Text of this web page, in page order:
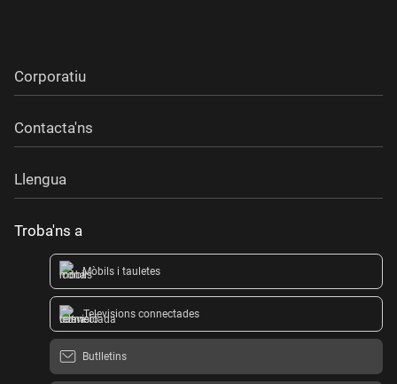
Corporatiu
Contacta'ns
Llengua
Troba'ns a
Mòbils i tauletes
Televisions connectades
Butlletins